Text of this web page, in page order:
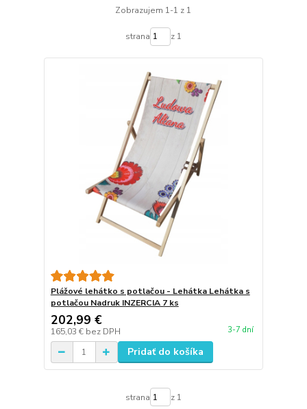
Zobrazujem 1-1 z 1
strana z 1
Plážové lehátko s potlačou - Lehátka Lehátka s
potlačou Nadruk INZERCIA 7 ks
202,99 €
165,03 € bez DPH 3-7 dní
Pridať do košíka
strana z 1